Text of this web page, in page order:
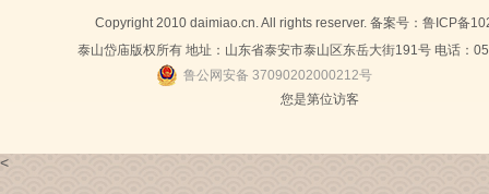
Copyright 2010 daimiao.cn. All rights reserver. 备案号： 鲁ICP备
泰山岱庙版权所有 地址：山东省泰安市泰山区东岳大街191号 电话：
鲁公网安备 37090202000212号
您是第位访客
<